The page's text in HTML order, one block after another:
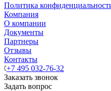
Политика
Компания
О компании
Документы
Партнеры
Отзывы
Контакты
+7 495 032-76-32
Заказать звонок
Задать вопрос